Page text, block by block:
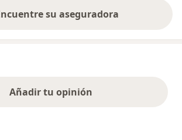
su aseguradora
Añadir tu opinión